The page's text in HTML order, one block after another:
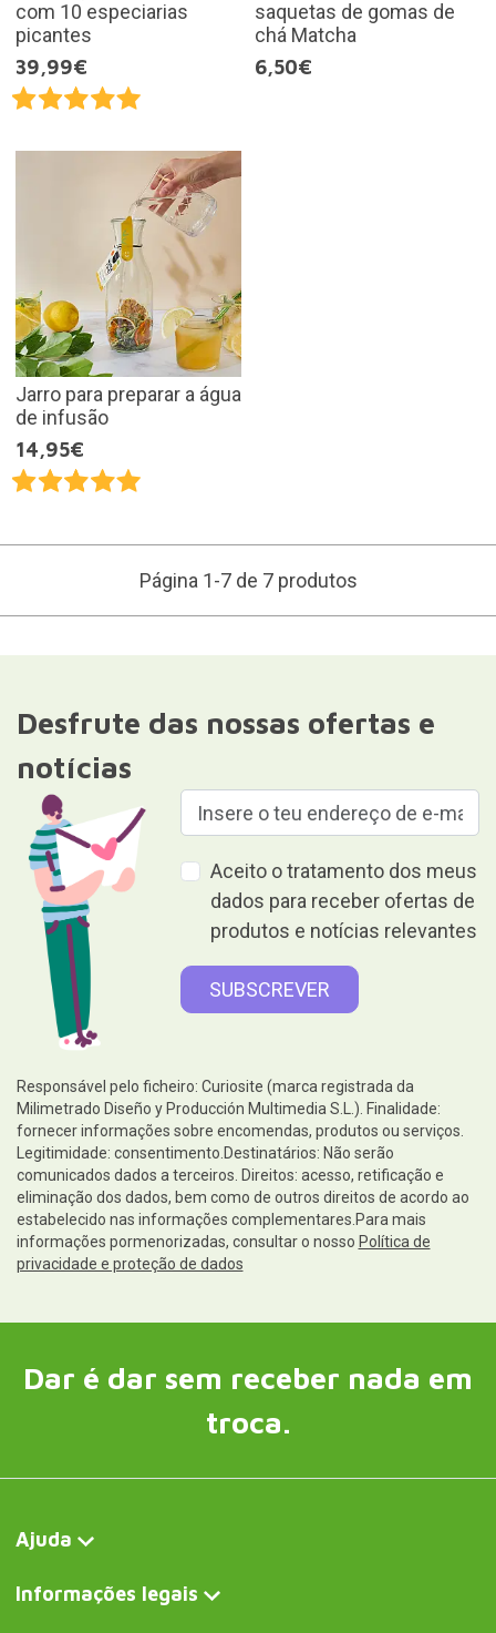
com 10 especiarias
picantes
39,99€
saquetas de gomas de
chá Matcha
6,50€
Jarro para preparar a água
de infusão
14,95€
Página 1-7 de 7 produtos
Desfrute das nossas ofertas e
notícias
Aceito o tratamento dos meus
dados para receber ofertas de
produtos e notícias relevantes
Responsável pelo ficheiro: Curiosite (marca registrada da
Milimetrado Diseño y Producción Multimedia S.L.). Finalidade:
fornecer informações sobre encomendas, produtos ou serviços.
Legitimidade: consentimento.Destinatários: Não serão
comunicados dados a terceiros. Direitos: acesso, retificação e
eliminação dos dados, bem como de outros direitos de acordo ao
estabelecido nas informações complementares.Para mais
informações pormenorizadas, consultar o nosso Política de
privacidade e proteção de dados
Dar é dar sem receber nada em
troca.
Ajuda
Informações legais